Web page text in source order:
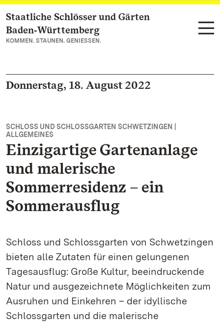
Zum Hauptinhalt springen
Staatliche Schlösser und Gärten
Baden‑Württemberg
KOMMEN. STAUNEN. GENIESSEN.
Donnerstag, 18. August 2022
SCHLOSS UND SCHLOSSGARTEN SCHWETZINGEN |
ALLGEMEINES
Einzigartige Gartenanlage
und malerische
Sommerresidenz – ein
Sommerausflug
Schloss und Schlossgarten von Schwetzingen
bieten alle Zutaten für einen gelungenen
Tagesausflug: Große Kultur, beeindruckende
Natur und ausgezeichnete Möglichkeiten zum
Ausruhen und Einkehren – der idyllische
Schlossgarten und die malerische